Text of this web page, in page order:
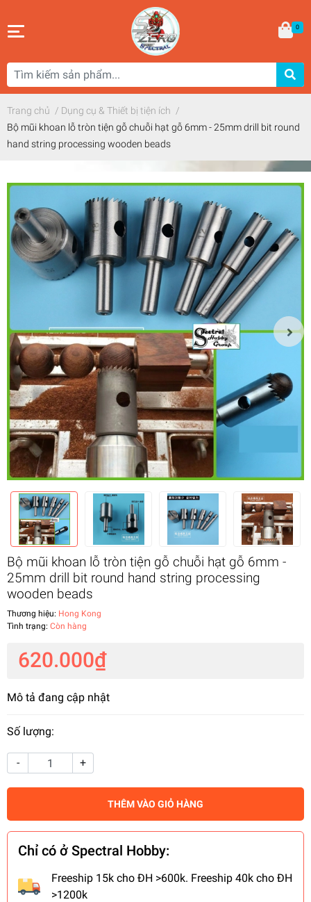
0
Trang chủ / Dụng cụ & Thiết bị tiện ích /
Bộ mũi khoan lỗ tròn tiện gỗ chuỗi hạt gỗ 6mm - 25mm drill bit round
hand string processing wooden beads
Bộ mũi khoan lỗ tròn tiện gỗ chuỗi hạt gỗ 6mm -
25mm drill bit round hand string processing
wooden beads
Thương hiệu: Hong Kong
Tình trạng: Còn hàng
620.000₫
Mô tả đang cập nhật
Số lượng:
- +
THÊM VÀO GIỎ HÀNG
Chỉ có ở Spectral Hobby:
Freeship 15k cho ĐH >600k. Freeship 40k cho ĐH
>1200k